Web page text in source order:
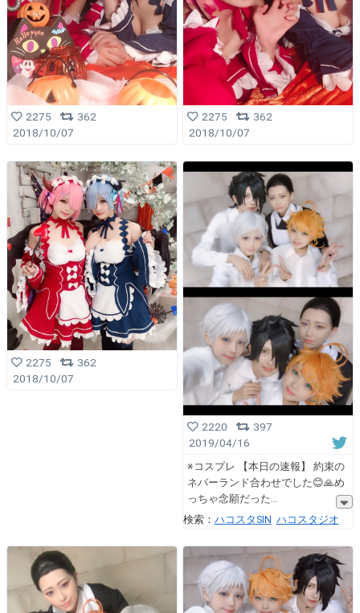
2275
362
2018/10/07
2275
362
2018/10/07
2275
362
2018/10/07
2220
397
2019/04/16
※コスプレ 【本日の速報】 約束の
ネバーランド合わせでした😊🙏め
っちゃ念願だった
検索： ハコスタSIN ハコスタジオ